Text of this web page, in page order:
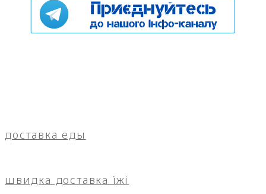
доставка еды
швидка доставка їжі